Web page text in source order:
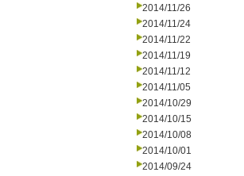
2014/11/26
2014/11/24
2014/11/22
2014/11/19
2014/11/12
2014/11/05
2014/10/29
2014/10/15
2014/10/08
2014/10/01
2014/09/24